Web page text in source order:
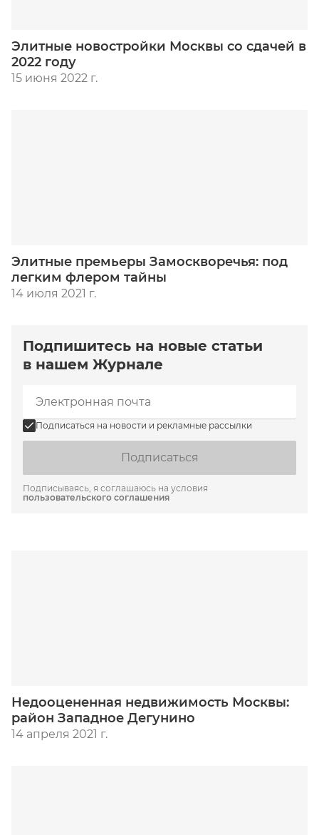
Элитные новостройки Москвы со сдачей в
2022 году
15 июня 2022 г.
Элитные премьеры Замоскворечья: под
легким флером тайны
14 июля 2021 г.
Подпишитесь на новые статьи
в нашем Журнале
Подписаться на новости и рекламные рассылки
Подписаться
Подписываясь, я соглашаюсь на условия
пользовательского соглашения
Недооцененная недвижимость Москвы:
район Западное Дегунино
14 апреля 2021 г.